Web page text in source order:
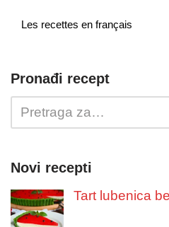
Les recettes en français
Pronađi recept
Novi recepti
Tart lubenica